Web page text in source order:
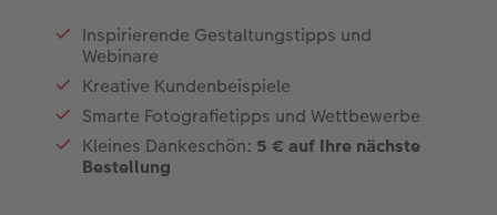
Inspirierende Gestaltungstipps und
Webinare
Kreative Kundenbeispiele
Smarte Fotografietipps und Wettbewerbe
Kleines Dankeschön: 5 € auf Ihre nächste
Bestellung